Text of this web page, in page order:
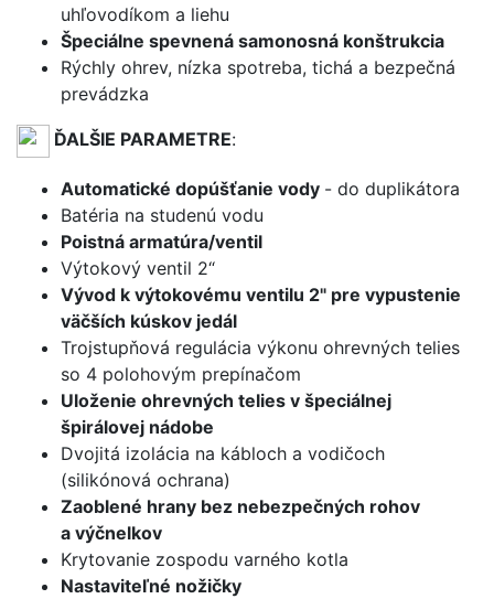
uhľovodíkom a liehu
Špeciálne spevnená samonosná konštrukcia
Rýchly ohrev, nízka spotreba, tichá a bezpečná
prevádzka
ĎALŠIE PARAMETRE:
Automatické dopúšťanie vody - do duplikátora
Batéria na studenú vodu
Poistná armatúra/ventil
Výtokový ventil 2“
Vývod k výtokovému ventilu 2" pre vypustenie
väčších kúskov jedál
Trojstupňová regulácia výkonu ohrevných telies
so 4 polohovým prepínačom
Uloženie ohrevných telies v špeciálnej
špirálovej nádobe
Dvojitá izolácia na kábloch a vodičoch
(silikónová ochrana)
Zaoblené hrany bez nebezpečných rohov
a výčnelkov
Krytovanie zospodu varného kotla
Nastaviteľné nožičky